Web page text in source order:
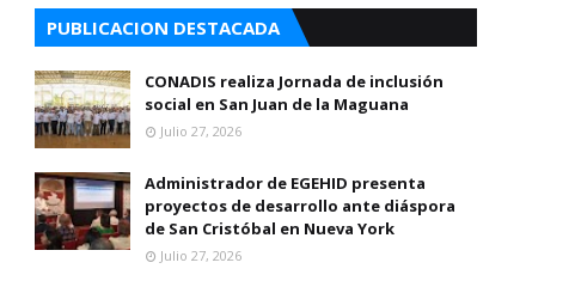
PUBLICACION DESTACADA
CONADIS realiza Jornada de inclusión
social en San Juan de la Maguana
Julio 27, 2026
Administrador de EGEHID presenta
proyectos de desarrollo ante diáspora
de San Cristóbal en Nueva York
Julio 27, 2026